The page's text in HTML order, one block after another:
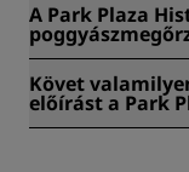
A Park Plaza
területén.
Követ
előírást a Park